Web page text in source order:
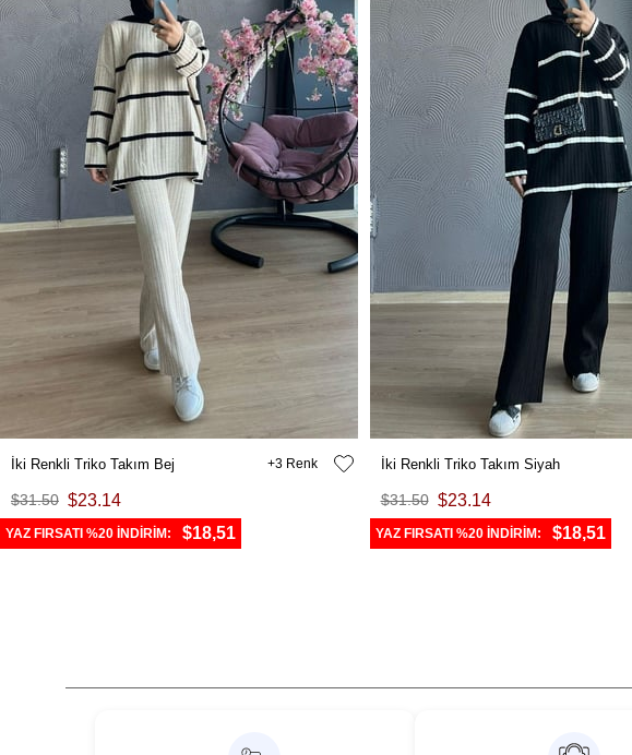
İki Renkli Triko Takım Bej
$23.14
$31.50
3
YAZ FIRSATI %20 İNDİRİM: $18,51
İki Renkli Triko Takım Siyah
$23.14
$31.50
YAZ FIRSATI %20 İNDİRİM: $18,51